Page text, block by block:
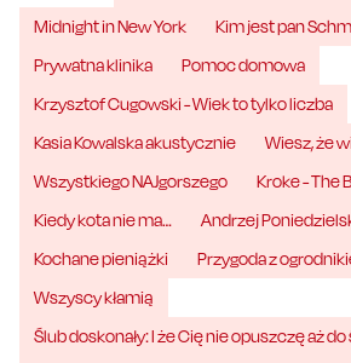
Midnight in New York
Kim jest pan
Prywatna klinika
Pomoc domowa
Krzysztof Cugowski - Wiek to tylko liczba
Kasia Kowalska akustycznie
Wiesz, że
Wszystkiego NAJgorszego
Kroke - The
Kiedy kota nie ma…
Andrzej
Kochane pieniążki
Przygoda z
Wszyscy kłamią
Ślub doskonały: I że Cię nie opuszczę aż